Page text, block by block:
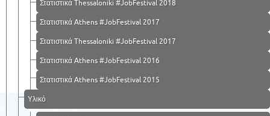
Στατιστικά Thessaloniki #JobFestival 2018
Στατιστικά Athens #JobFestival 2017
Στατιστικά Thessaloniki #JobFestival 2017
Στατιστικά Athens #JobFestival 2016
Στατιστικά Athens #JobFestival 2015
Υλικό